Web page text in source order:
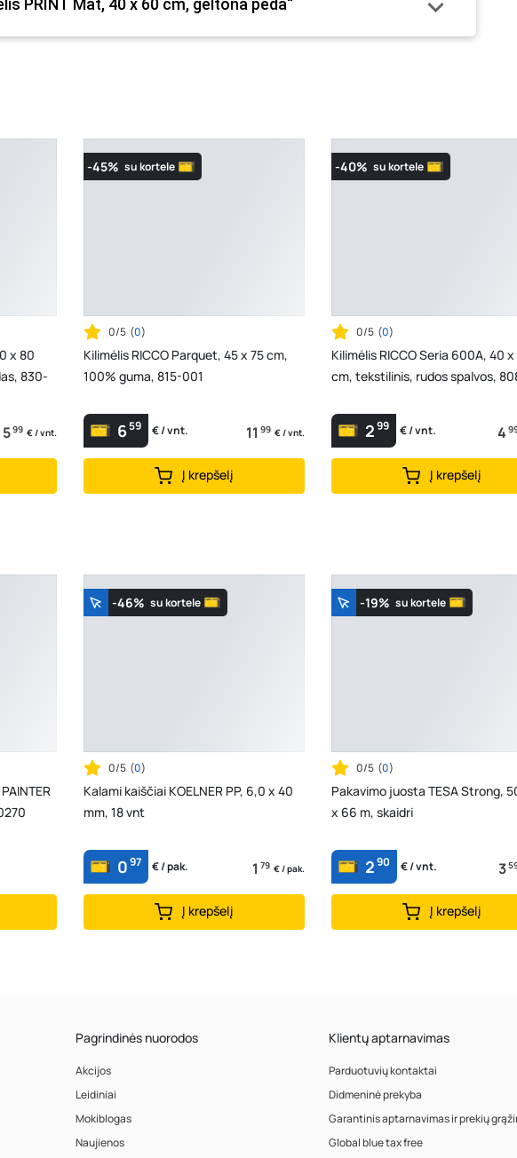
PRINT Mat, 40 x 60 cm, geltona pėda“
x 80
599 € / vnt.
-45% su kortele
0/5 (0)
Kilimėlis RICCO Parquet, 45 x 75 cm,
100% guma, 815-001
659 € / vnt. 11 99 € / vnt.
Į krepšelį
-40% su kortele
0/5 (0)
Kilimėlis RICCO Seria 600A, 40
cm, tekstilinis, rudos spalvos,
299 € / vnt. 4
Į krepšelį
-46% su kortele
0/5 (0)
Kalami kaiščiai KOELNER PP, 6,0 x 40
mm, 18 vnt
097 € / pak. 1 79 € / pak.
Į krepšelį
-19% su kortele
0/5 (0)
Pakavimo juosta TESA Strong,
x 66 m, skaidri
290 € / vnt. 3
Į krepšelį
Pagrindinės nuorodos
Akcijos
Leidiniai
Mokiblogas
Naujienos
Klientų aptarnavimas
Parduotuvių kontaktai
Didmeninė prekyba
Garantinis aptarnavimas ir prekių
Global blue tax free